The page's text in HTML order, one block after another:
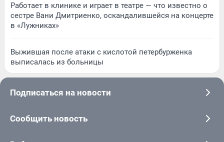
Работает в клинике и играет в театре — что известно о
сестре Вани Дмитриенко, оскандалившейся на концерте
в «Лужниках»
Выжившая после атаки с кислотой петербурженка
выписалась из больницы
Подписаться на новости
Сообщить новость